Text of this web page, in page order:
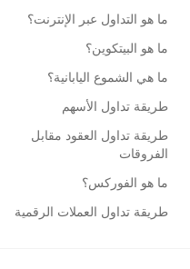
ما هو التداول عبر الإنترنت؟
ما هو البيتكوين؟
ما هي الشموع اليابانية؟
طريقة تداول الأسهم
طريقة تداول العقود مقابل
الفروقات
ما هو الفوركس؟
طريقة تداول العملات الرقمية